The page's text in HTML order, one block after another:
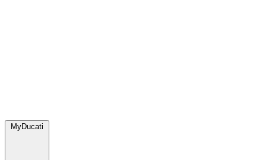
MyDucati